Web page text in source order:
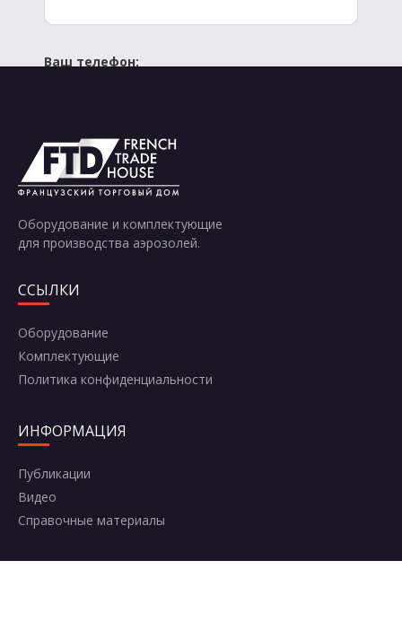
Ваш телефон:
Отправить
Оборудование и комплектующие
для производства аэрозолей.
ССЫЛКИ
Оборудование
Комплектующие
Политика конфиденциальности
ИНФОРМАЦИЯ
Публикации
Видео
Справочные материалы